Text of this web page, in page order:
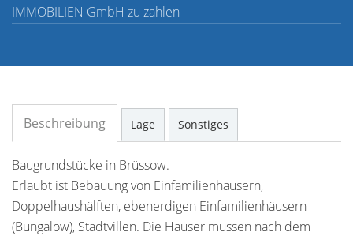
IMMOBILIEN GmbH zu zahlen
Beschreibung Lage Sonstiges
Baugrundstücke in Brüssow.
Erlaubt ist Bebauung von Einfamilienhäusern,
Doppelhaushälften, ebenerdigen Einfamilienhäusern
(Bungalow), Stadtvillen. Die Häuser müssen nach dem